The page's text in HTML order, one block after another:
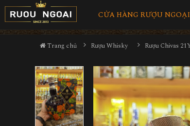
CỬA HÀNG RƯỢU NGOẠI
Trang chủ Rượu Whisky